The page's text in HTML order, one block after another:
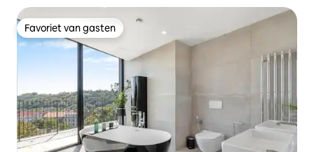
Favoriet van gasten
Favoriet van gasten